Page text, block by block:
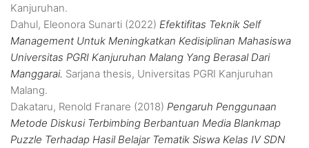
Kanjuruhan.
Dahul, Eleonora Sunarti (2022) Efektifitas Teknik Self
Management Untuk Meningkatkan Kedisiplinan Mahasiswa
Universitas PGRI Kanjuruhan Malang Yang Berasal Dari
Manggarai. Sarjana thesis, Universitas PGRI Kanjuruhan
Malang.
Dakataru, Renold Franare (2018) Pengaruh Penggunaan
Metode Diskusi Terbimbing Berbantuan Media Blankmap
Puzzle Terhadap Hasil Belajar Tematik Siswa Kelas IV SDN